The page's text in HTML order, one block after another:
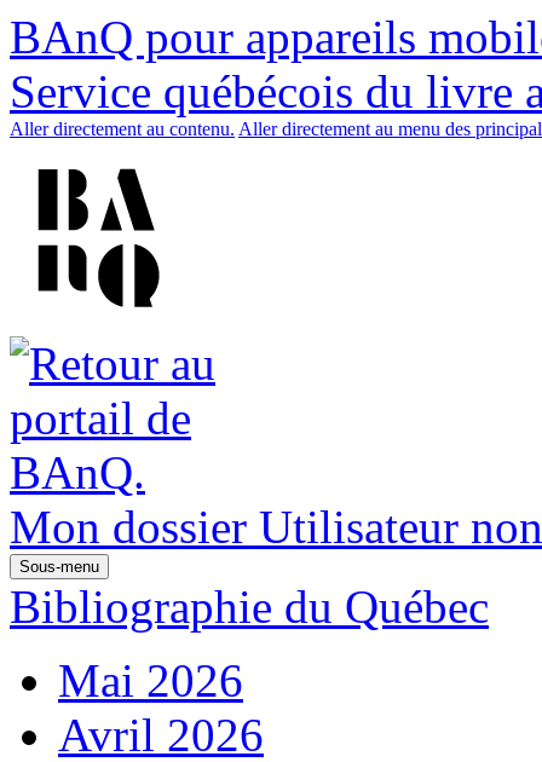
BAnQ pour appareils
Service québécois du livre
Aller directement au contenu. Aller directement au menu des
Mon dossier Utilisateur
Sous-menu
Bibliographie du Québec
Mai 2026
Avril 2026